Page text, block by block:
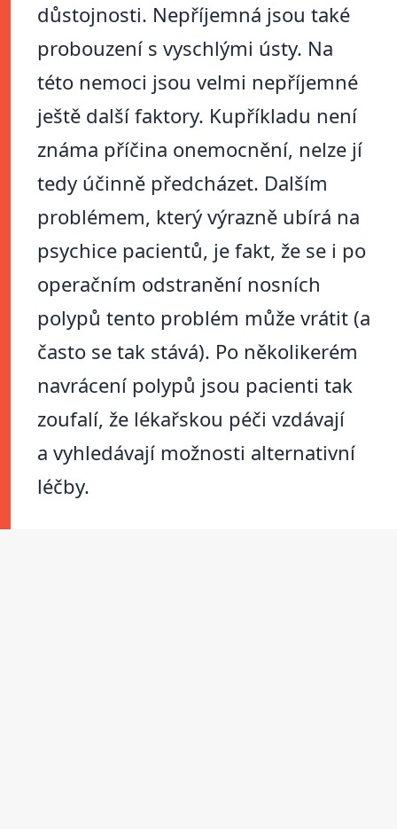
důstojnosti. Nepříjemná jsou také
probouzení s vyschlými ústy. Na
této nemoci jsou velmi nepříjemné
ještě další faktory. Kupříkladu není
známa příčina onemocnění, nelze jí
tedy účinně předcházet. Dalším
problémem, který výrazně ubírá na
psychice pacientů, je fakt, že se i po
operačním odstranění nosních
polypů tento problém může vrátit (a
často se tak stává). Po několikerém
navrácení polypů jsou pacienti tak
zoufalí, že lékařskou péči vzdávají
a vyhledávají možnosti alternativní
léčby.